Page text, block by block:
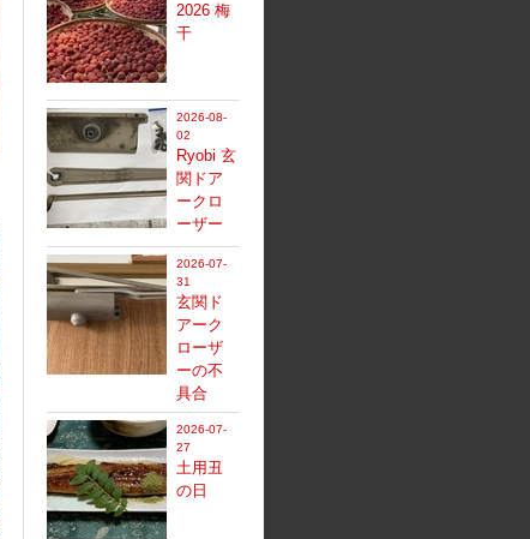
2026 梅
干
2026-08-
02
Ryobi 玄
関ドア
ークロ
ーザー
2026-07-
31
玄関ド
アーク
ローザ
ーの不
具合
2026-07-
27
土用丑
の日